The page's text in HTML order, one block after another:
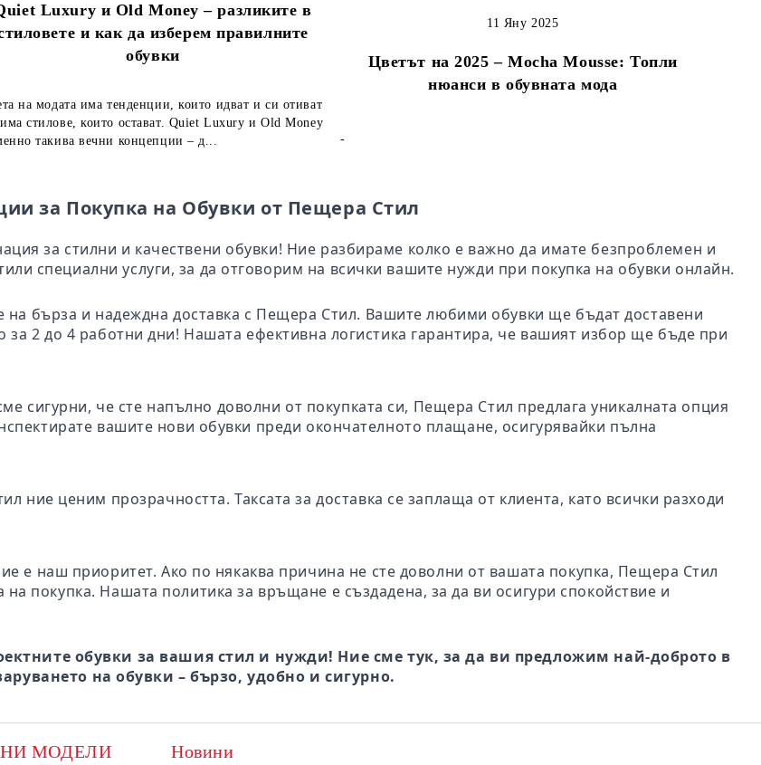
Luxury и Old Money – разликите в
и как да изберем правилните
обувки
на модата има тенденции, които идват и си отиват
стилове, които остават. Quiet Luxury и Old Money
такива вечни концепции – д...
Цветът на 2025 – Mocha Mousse: Топли
нюанси в обувната мода
11 Яну 2025
-
за Покупка на Обувки от Пещера Стил
за стилни и качествени обувки! Ние разбираме колко е важно да имате безпроблемен и
специални услуги, за да отговорим на всички вашите нужди при покупка на обувки онлайн.
на бърза и надеждна доставка с Пещера Стил. Вашите любими обувки ще бъдат доставени
2 до 4 работни дни! Нашата ефективна логистика гарантира, че вашият избор ще бъде при
сигурни, че сте напълно доволни от покупката си, Пещера Стил предлага уникалната опция
вашите нови обувки преди окончателното плащане, осигурявайки пълна
ние ценим прозрачността. Таксата за доставка се заплаща от клиента, като всички разходи
е наш приоритет. Ако по някаква причина не сте доволни от вашата покупка, Пещера Стил
покупка. Нашата политика за връщане е създадена, за да ви осигури спокойствие и
обувки за вашия стил и нужди! Ние сме тук, за да ви предложим най-доброто в
на обувки – бързо, удобно и сигурно.
МОДЕЛИ Новини